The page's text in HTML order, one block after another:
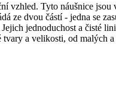
vzhled. Tyto náušnice
ze dvou částí - jedna se
jednoduchost a čisté
a velikosti, od malých